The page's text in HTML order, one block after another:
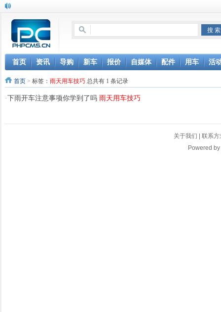
首页 资讯 导购 新车 报价 自媒体 配件 用车 活
首页 > 标签： 雨天用车技巧 总共有 1 条记录
·下雨开车注意事项你学到了吗 雨天用车技巧
关于我们
联系方
Powered by